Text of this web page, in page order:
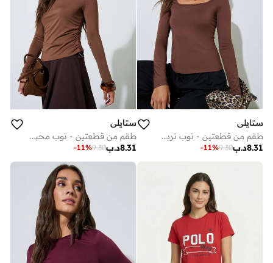
ستايلي
طقم من قطعتين - توب تريك بياقة مربعة وأكمام طويلة
د.ب8.31
9.30
-11%
ستايلي
طقم من قطعتين - توب محبوك بأكمام طويلة وقبة دائرية وتفاصيل مزمومة وقصة ضيقة
د.ب8.31
9.30
-11%